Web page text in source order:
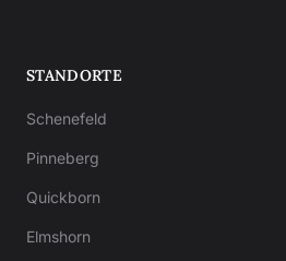
STANDORTE
Schenefeld
Pinneberg
Quickborn
Elmshorn